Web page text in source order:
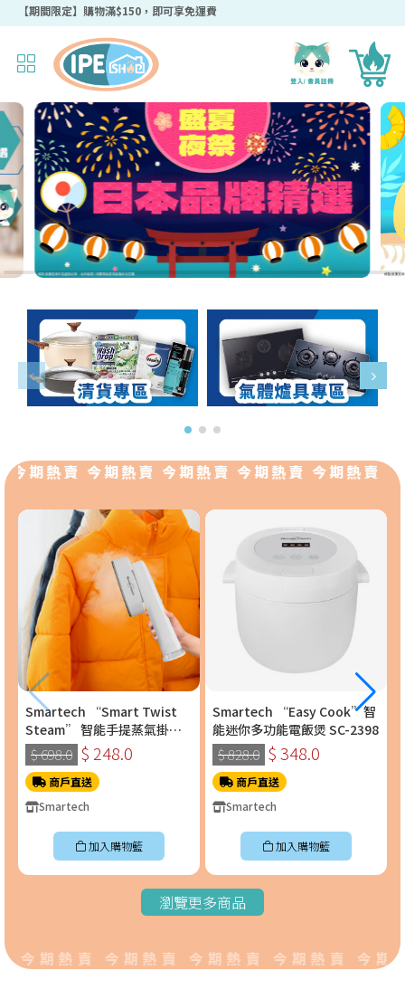
【期間限定】購物滿$150，即可享免運費
期熱賣 今期熱賣 今期熱賣 今期熱賣 今期熱賣
Smartech “Smart Twist
Steam” 智能手提蒸氣掛燙
機 (SS-8108)
$ 698.0 $ 248.0
商戶直送
Smartech
加入購物籃
Smartech “Easy Cook”智
能迷你多功能電飯煲 SC-2398
$ 828.0 $ 348.0
商戶直送
Smartech
加入購物籃
瀏覽更多商品
今期熱賣 今期熱賣 今期熱賣 今期熱賣 今期